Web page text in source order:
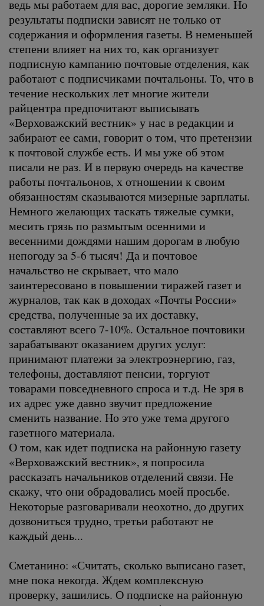
ведь мы работаем для вас, дорогие земляки. Но
результаты подписки зависят не только от
содержания и оформления газеты. В неменьшей
степени влияет на них то, как организует
подписную кампанию почтовые отделения, как
работают с подписчиками почтальоны. То, что в
течение нескольких лет многие жители
райцентра предпочитают выписывать
«Верховажский вестник» у нас в редакции и
забирают ее сами, говорит о том, что претензии
к почтовой службе есть. И мы уже об этом
писали не раз. И в первую очередь на качестве
работы почтальонов, х отношении к своим
обязанностям сказываются мизерные зарплаты.
Немного желающих таскать тяжелые сумки,
месить грязь по размытым осенними и
весенними дождями нашим дорогам в любую
непогоду за 5-6 тысяч! Да и почтовое
начальство не скрывает, что мало
заинтересовано в повышении тиражей газет и
журналов, так как в доходах «Почты России»
средства, полученные за их доставку,
составляют всего 7-10%. Остальное почтовики
зарабатывают оказанием других услуг:
принимают платежи за электроэнергию, газ,
телефоны, доставляют пенсии, торгуют
товарами повседневного спроса и т.д. Не зря в
их адрес уже давно звучит предложение
сменить название. Но это уже тема другого
газетного материала.
О том, как идет подписка на районную газету
«Верховажский вестник», я попросила
рассказать начальников отделений связи. Не
скажу, что они обрадовались моей просьбе.
Некоторые разговаривали неохотно, до других
дозвониться трудно, третьи работают не
каждый день...
Сметанино: «Считать, сколько выписано газет,
мне пока некогда. Ждем комплексную
проверку, зашились. О подписке на районную